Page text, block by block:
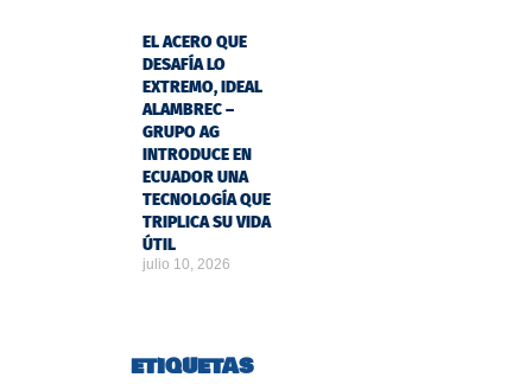
EL ACERO QUE
DESAFÍA LO
EXTREMO, IDEAL
ALAMBREC –
GRUPO AG
INTRODUCE EN
ECUADOR UNA
TECNOLOGÍA QUE
TRIPLICA SU VIDA
ÚTIL
julio 10, 2026
ETIQUETAS